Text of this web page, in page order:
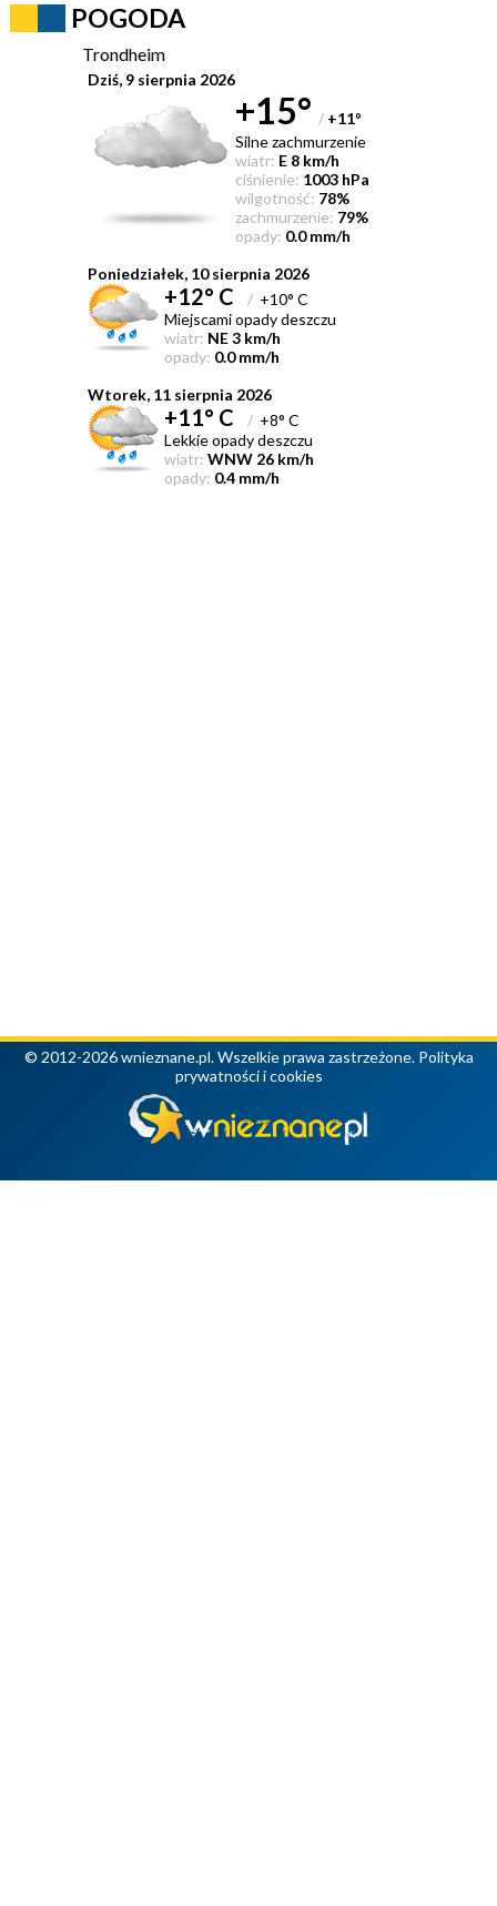
POGODA
Trondheim
Dziś, 9 sierpnia 2026
+15° / +11°
Silne zachmurzenie
wiatr: E 8 km/h
ciśnienie: 1003 hPa
wilgotność: 78%
zachmurzenie: 79%
opady: 0.0 mm/h
Poniedziałek, 10 sierpnia 2026
+12° C /+10° C
Miejscami opady deszczu
wiatr: NE 3 km/h
opady: 0.0 mm/h
Wtorek, 11 sierpnia 2026
+11° C /+8° C
Lekkie opady deszczu
wiatr: WNW 26 km/h
opady: 0.4 mm/h
© 2012-2026 wnieznane.pl. Wszelkie prawa zastrzeżone. Polityka
prywatności i cookies